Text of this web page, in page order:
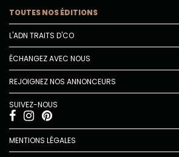
TOUTES NOS ÉDITIONS
L'ADN TRAITS D'CO
ÉCHANGEZ AVEC NOUS
REJOIGNEZ NOS ANNONCEURS
SUIVEZ-NOUS
MENTIONS LÉGALES